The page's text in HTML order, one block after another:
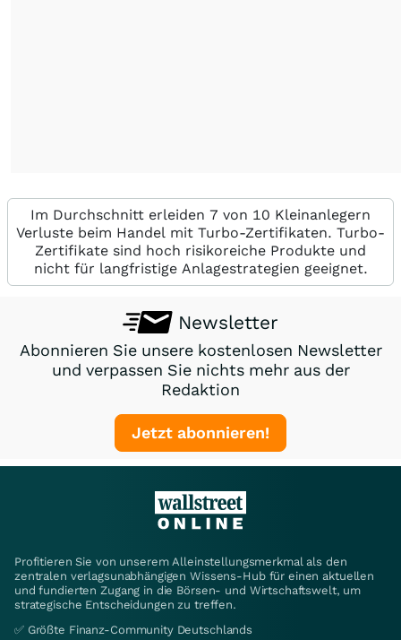
Im Durchschnitt erleiden 7 von 10 Kleinanlegern
Verluste beim Handel mit Turbo-Zertifikaten. Turbo-
Zertifikate sind hoch risikoreiche Produkte und
nicht für langfristige Anlagestrategien geeignet.
Newsletter
Abonnieren Sie unsere kostenlosen Newsletter
und verpassen Sie nichts mehr aus der
Redaktion
Jetzt abonnieren!
Profitieren Sie von unserem Alleinstellungsmerkmal als den
zentralen verlagsunabhängigen Wissens-Hub für einen aktuellen
und fundierten Zugang in die Börsen- und Wirtschaftswelt, um
strategische Entscheidungen zu treffen.
✅ Größte Finanz-Community Deutschlands